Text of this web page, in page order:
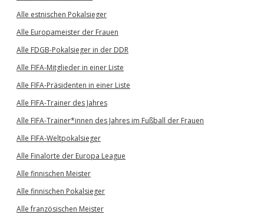
Alle estnischen Pokalsieger
Alle Europameister der Frauen
Alle FDGB-Pokalsieger in der DDR
Alle FIFA-Mitglieder in einer Liste
Alle FIFA-Präsidenten in einer Liste
Alle FIFA-Trainer des Jahres
Alle FIFA-Trainer*innen des Jahres im Fußball der Frauen
Alle FIFA-Weltpokalsieger
Alle Finalorte der Europa League
Alle finnischen Meister
Alle finnischen Pokalsieger
Alle französischen Meister